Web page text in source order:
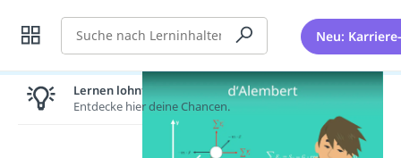
Suche Neu:
Lernen lohnt sich!
Entdecke hier deine Chancen.